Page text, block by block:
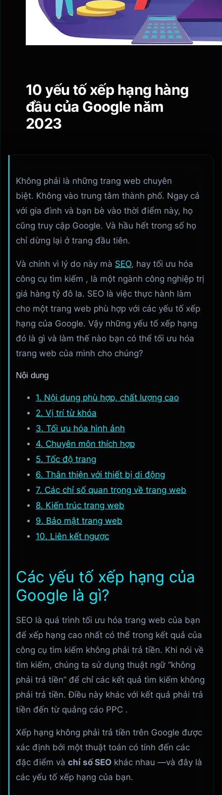
10 yếu tố xếp hạng hàng
đầu của Google năm
2023
Không phải là những trang web chuyên
biệt. Không vào trung tâm thành phố. Ngay cả
với gia đình và bạn bè vào thời điểm này, họ
cũng truy cập Google. Và hầu hết trong số họ
chỉ dừng lại ở trang đầu tiên.
Và chính vì lý do này mà SEO, hay tối ưu hóa
công cụ tìm kiếm , là một ngành công nghiệp trị
giá hàng tỷ đô la. SEO là việc thực hành làm
cho một trang web phù hợp với các yếu tố xếp
hạng của Google. Vậy những yếu tố xếp hạng
đó là gì và làm thế nào bạn có thể tối ưu hóa
trang web của mình cho chúng?
Nội dung
1. Nội dung phù hợp, chất lượng cao
2. Vị trí từ khóa
3. Tối ưu hóa hình ảnh
4. Chuyên môn thích hợp
5. Tốc độ trang
6. Thân thiện với thiết bị di động
7. Các chỉ số quan trọng về trang web
8. Kiến trúc trang web
9. Bảo mật trang web
10. Liên kết ngược
Các yếu tố xếp hạng của
Google là gì?
SEO là quá trình tối ưu hóa trang web của bạn
để xếp hạng cao nhất có thể trong kết quả của
công cụ tìm kiếm không phải trả tiền. Khi nói về
tìm kiếm, chúng ta sử dụng thuật ngữ “không
phải trả tiền” để chỉ các kết quả tìm kiếm không
phải trả tiền. Điều này khác với kết quả phải trả
tiền đến từ quảng cáo PPC .
Xếp hạng không phải trả tiền trên Google được
xác định bởi một thuật toán có tính đến các
đặc điểm và chỉ số SEO khác nhau —và đây là
các yếu tố xếp hạng của bạn.